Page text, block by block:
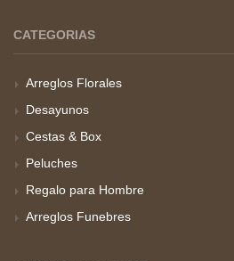
CATEGORIAS
Arreglos Florales
Desayunos
Cestas & Box
Peluches
Regalo para Hombre
Arreglos Funebres